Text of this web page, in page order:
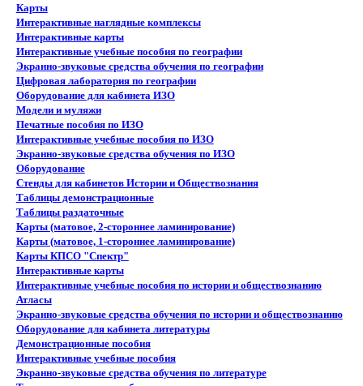
Карты
Интерактивные наглядные комплексы
Интерактивные карты
Интерактивные учебные пособия по географии
Экранно-звуковые средства обучения по географии
Цифровая лаборатория по географии
Оборудование для кабинета ИЗО
Модели и муляжи
Печатные пособия по ИЗО
Интерактивные учебные пособия по ИЗО
Экранно-звуковые средства обучения по ИЗО
Оборудование
Стенды для кабинетов Истории и Обществознания
Таблицы демонстрационные
Таблицы раздаточные
Карты (матовое, 2-стороннее ламинирование)
Карты (матовое, 1-стороннее ламинирование)
Карты КПСО "Спектр"
Интерактивные карты
Интерактивные учебные пособия по истории и обществознанию
Атласы
Экранно-звуковые средства обучения по истории и обществознанию
Оборудование для кабинета литературы
Демонстрационные пособия
Интерактивные учебные пособия
Экранно-звуковые средства обучения по литературе